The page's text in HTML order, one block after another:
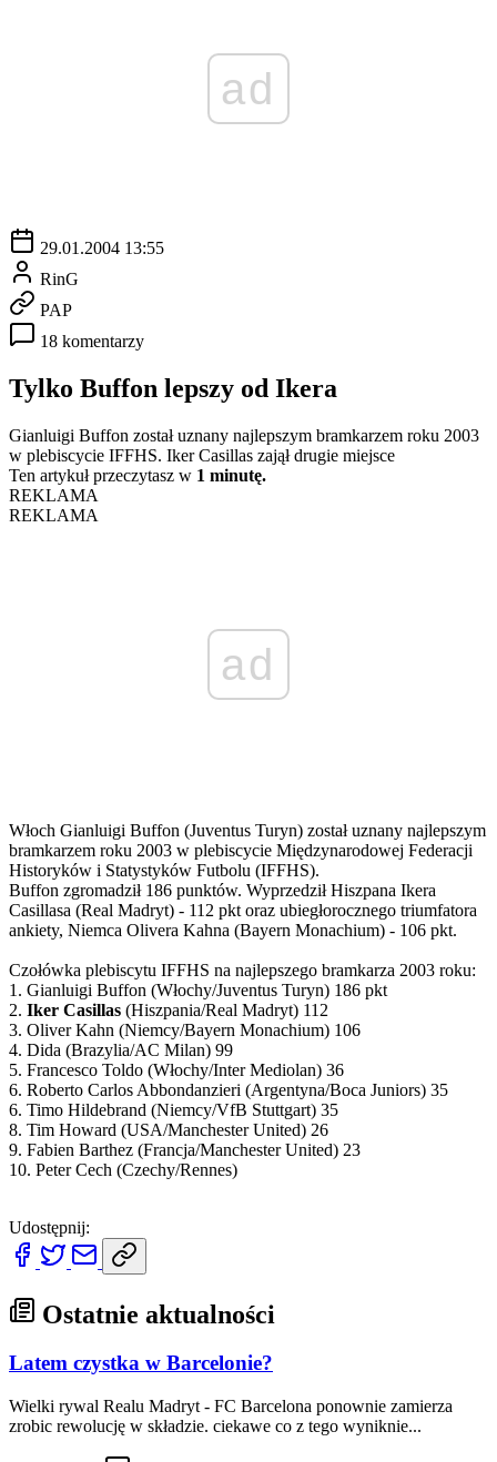
ad
29.01.2004 13:55
RinG
PAP
18 komentarzy
Tylko Buffon lepszy od Ikera
Gianluigi Buffon został uznany najlepszym bramkarzem roku 2003
w plebiscycie IFFHS. Iker Casillas zajął drugie miejsce
Ten artykuł przeczytasz w 1 minutę.
REKLAMA
REKLAMA
ad
Włoch Gianluigi Buffon (Juventus Turyn) został uznany najlepszym
bramkarzem roku 2003 w plebiscycie Międzynarodowej Federacji
Historyków i Statystyków Futbolu (IFFHS).
Buffon zgromadził 186 punktów. Wyprzedził Hiszpana Ikera
Casillasa (Real Madryt) - 112 pkt oraz ubiegłorocznego triumfatora
ankiety, Niemca Olivera Kahna (Bayern Monachium) - 106 pkt.
Czołówka plebiscytu IFFHS na najlepszego bramkarza 2003 roku:
1. Gianluigi Buffon (Włochy/Juventus Turyn) 186 pkt
2. Iker Casillas (Hiszpania/Real Madryt) 112
3. Oliver Kahn (Niemcy/Bayern Monachium) 106
4. Dida (Brazylia/AC Milan) 99
5. Francesco Toldo (Włochy/Inter Mediolan) 36
6. Roberto Carlos Abbondanzieri (Argentyna/Boca Juniors) 35
6. Timo Hildebrand (Niemcy/VfB Stuttgart) 35
8. Tim Howard (USA/Manchester United) 26
9. Fabien Barthez (Francja/Manchester United) 23
10. Peter Cech (Czechy/Rennes)
Udostępnij:
Ostatnie aktualności
Latem czystka w Barcelonie?
Wielki rywal Realu Madryt - FC Barcelona ponownie zamierza
zrobic rewolucję w składzie. ciekawe co z tego wyniknie...